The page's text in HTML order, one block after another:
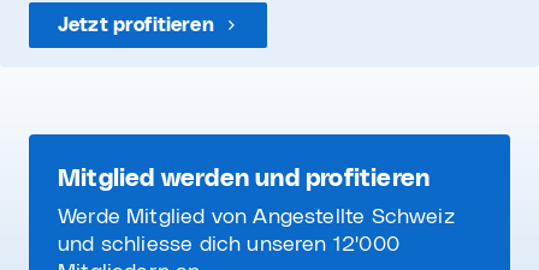
Jetzt profitieren
Mitglied werden und profitieren
Werde Mitglied von Angestellte Schweiz
und schliesse dich unseren 12'000